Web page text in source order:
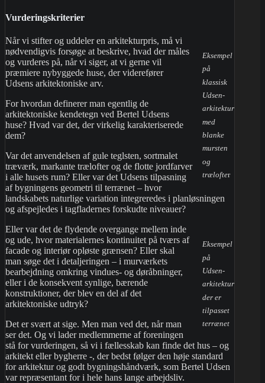
Vurderingskriterier
Eksempel
på
klassisk
Udsen-
arkitektur
med
blanke
mursten
og
trælofter
Når vi stifter og uddeler en arkitekturpris, må vi
nødvendigvis forsøge at beskrive, hvad der måles
og vurderes på, når vi siger, at vi gerne vil
præmiere nybyggede huse, der viderefører
Udsens arkitektoniske arv.
For hvordan definerer man egentlig de
arkitektoniske kendetegn ved Bertel Udsens
huse? Hvad var det, der virkelig karakteriserede
dem?
Var det anvendelsen af gule teglsten, sortmalet
træværk, markante trælofter og de flotte jordfarver
i alle husets rum? Eller var det Udsens tilpasning
af bygningens geometri til terrænet – hvor
landskabets naturlige variation integreredes i planløsningen
og afspejledes i tagfladernes forskudte niveauer?
Eksempel
på
Udsen-
arkitektur
der er
tilpasset
terrænet
Eller var det de flydende overgange mellem inde
og ude, hvor materialernes kontinuitet på tværs af
facade og interiør opløste grænsen? Eller skal
man søge det i detaljeringen – i murværkets
bearbejdning omkring vindues- og døråbninger,
eller i de konsekvent synlige, bærende
konstruktioner, der blev en del af det
arkitektoniske udtryk?
Det er svært at sige. Men man ved det, når man
ser det. Og vi lader medlemmerne af foreningen
stå for vurderingen, så vi i fællesskab kan finde det hus – og
arkitekt eller bygherre -, der bedst følger den høje standard
for arkitektur og godt bygningshåndværk, som Bertel Udsen
var repræsentant for i hele hans lange arbejdsliv.